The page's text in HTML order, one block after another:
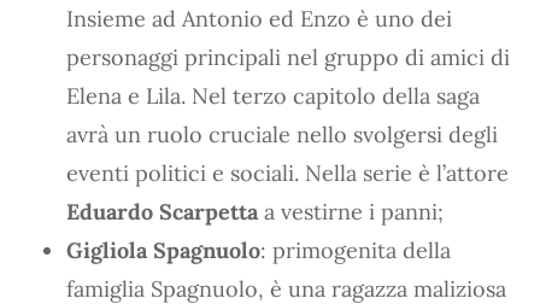
Insieme ad Antonio ed Enzo è uno dei
personaggi principali nel gruppo di amici di
Elena e Lila. Nel terzo capitolo della saga
avrà un ruolo cruciale nello svolgersi degli
eventi politici e sociali. Nella serie è l’attore
Eduardo Scarpetta a vestirne i panni;
Gigliola Spagnuolo: primogenita della
famiglia Spagnuolo, è una ragazza maliziosa